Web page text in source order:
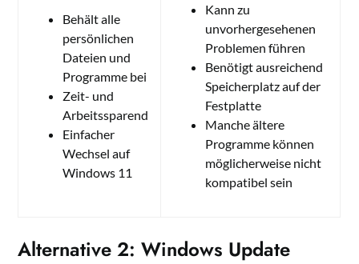
Behält alle
persönlichen
Dateien und
Programme bei
Zeit- und
Arbeitssparend
Einfacher
Wechsel auf
Windows 11
Kann zu
unvorhergesehenen
Problemen führen
Benötigt ausreichend
Speicherplatz auf der
Festplatte
Manche ältere
Programme können
möglicherweise nicht
kompatibel sein
Alternative 2: Windows Update